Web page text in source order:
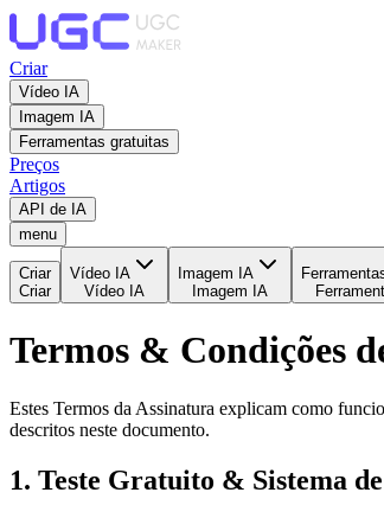
Criar
Vídeo IA
Imagem IA
Ferramentas gratuitas
Preços
Artigos
API de IA
menu
Criar
Criar
Vídeo IA
Vídeo IA
Imagem IA
Imagem IA
Termos & Condições
Estes Termos da Assinatura explicam como
descritos neste documento.
1. Teste Gratuito & Sistema